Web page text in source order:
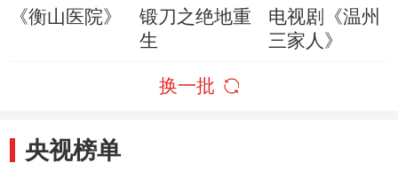
《衡山医院》
锻刀之绝地重
生
电视剧《温州
三家人》
换一批
央视榜单